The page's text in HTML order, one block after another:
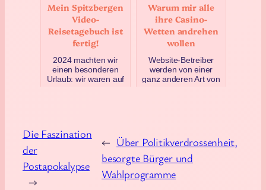
Mein Spitzbergen
Video-
Reisetagebuch ist
fertig!
2024 machten wir
einen besonderen
Urlaub: wir waren auf
April 24, 2025
202…
August 4, 2023
Warum mir alle
ihre Casino-
Wetten andrehen
wollen
Website-Betreiber
werden von einer
ganz anderen Art von
August 22, 2020
← Über Politikverdrossenheit,
besorgte Bürger und
Wahlprogramme
Die Faszination
der
Postapokalypse
→